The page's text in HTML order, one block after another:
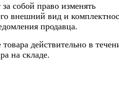
собой право изменять
внешний вид и
продавца.
действительно в
на складе.